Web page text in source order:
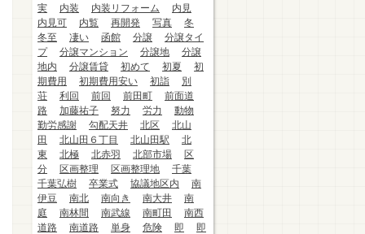
実
内装 内装リフォーム
内見
内見可
内覧 再開発 写真
冬
冬至
凄い 函館 分譲
分譲タイ
プ
分譲マンション 分譲地
分譲
地内
分譲賃貸 初めて 初夏
初
期費用
初期費用安い 初詣
別
荘
利回 前回 前田町
前面道
路
加藤祐子 努力 労力
動物
勤労感謝
勾配天井 北区
北山
田
北山田６丁目 北山田駅
北
東
北極 北赤羽 北部市場
区
分
区画整理 区画整理地
千葉
千葉弘樹
卒業式 協議地区内
南
伊豆
南北 南向き 南大井
南
庭
南林間 南武線 南町田
南西
道路
南道路 単身 危険 即
即